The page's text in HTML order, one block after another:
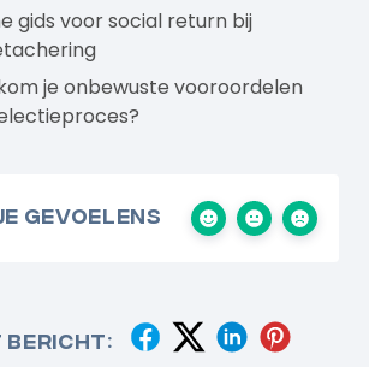
gids voor social return bij
je onbewuste vooroordelen
gevoelens
bericht: